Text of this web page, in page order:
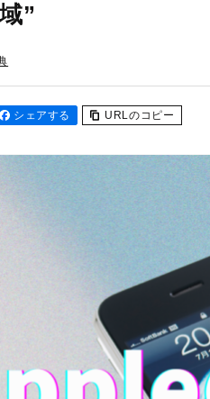
”
シェアする URLのコピー